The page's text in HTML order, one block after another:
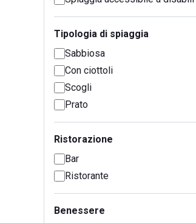
Tipologia di spiaggia
Sabbiosa
Con ciottoli
Scogli
Prato
Ristorazione
Bar
Ristorante
Benessere